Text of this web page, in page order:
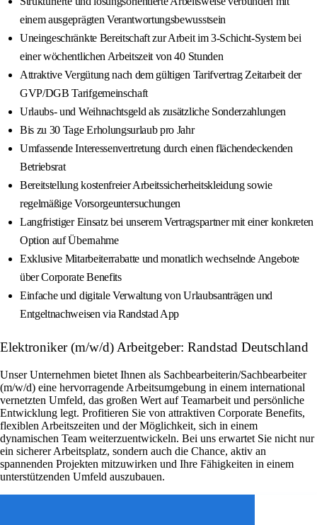
einem ausgeprägten Verantwortungsbewusstsein
Uneingeschränkte Bereitschaft zur Arbeit im 3-Schicht-System bei
einer wöchentlichen Arbeitszeit von 40 Stunden
Attraktive Vergütung nach dem gültigen Tarifvertrag Zeitarbeit der
GVP/DGB Tarifgemeinschaft
Urlaubs- und Weihnachtsgeld als zusätzliche Sonderzahlungen
Bis zu 30 Tage Erholungsurlaub pro Jahr
Umfassende Interessenvertretung durch einen flächendeckenden
Betriebsrat
Bereitstellung kostenfreier Arbeitssicherheitskleidung sowie
regelmäßige Vorsorgeuntersuchungen
Langfristiger Einsatz bei unserem Vertragspartner mit einer konkreten
Option auf Übernahme
Exklusive Mitarbeiterrabatte und monatlich wechselnde Angebote
über Corporate Benefits
Einfache und digitale Verwaltung von Urlaubsanträgen und
Entgeltnachweisen via Randstad App
Elektroniker (m/w/d) Arbeitgeber: Randstad Deutschland
Unser Unternehmen bietet Ihnen als Sachbearbeiterin/Sachbearbeiter
(m/w/d) eine hervorragende Arbeitsumgebung in einem international
vernetzten Umfeld, das großen Wert auf Teamarbeit und persönliche
Entwicklung legt. Profitieren Sie von attraktiven Corporate Benefits,
flexiblen Arbeitszeiten und der Möglichkeit, sich in einem
dynamischen Team weiterzuentwickeln. Bei uns erwartet Sie nicht nur
ein sicherer Arbeitsplatz, sondern auch die Chance, aktiv an
spannenden Projekten mitzuwirken und Ihre Fähigkeiten in einem
unterstützenden Umfeld auszubauen.